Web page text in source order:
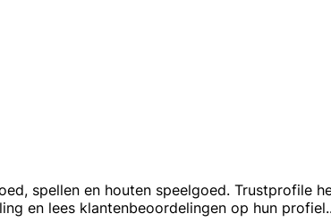
spellen en houten speelgoed. Trustprofile
en lees klantenbeoordelingen op hun profiel